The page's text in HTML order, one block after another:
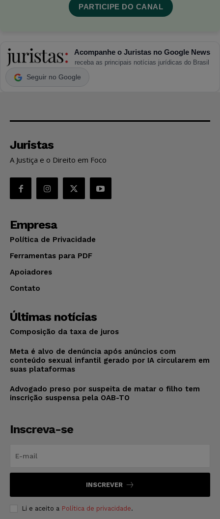
PARTICIPE DO CANAL
Acompanhe o Juristas no Google News
receba as principais notícias jurídicas do Brasil
Seguir no Google
Juristas
A Justiça e o Direito em Foco
Empresa
Política de Privacidade
Ferramentas para PDF
Apoiadores
Contato
Últimas notícias
Composição da taxa de juros
Meta é alvo de denúncia após anúncios com
conteúdo sexual infantil gerado por IA circularem em
suas plataformas
Advogado preso por suspeita de matar o filho tem
inscrição suspensa pela OAB-TO
Inscreva-se
INSCREVER
Li e aceito a Política de privacidade.